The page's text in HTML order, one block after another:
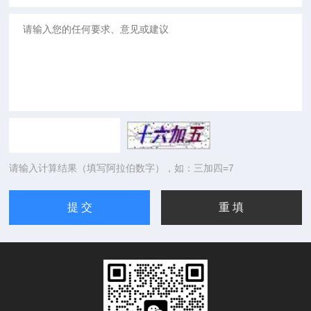
请输入计算结果（填写阿拉伯数字），如：三加四=7